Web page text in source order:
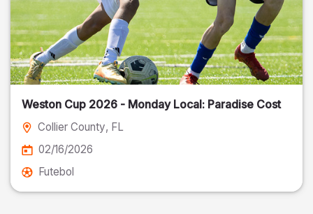
Weston Cup 2026 - Monday Local: Paradise Cost
Collier County, FL
02/16/2026
Futebol